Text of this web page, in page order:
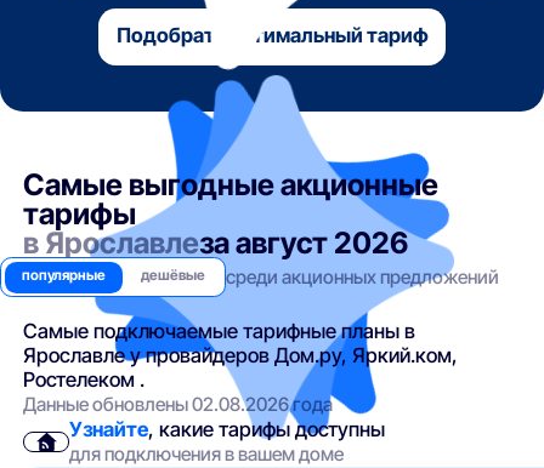
Подобрать оптимальный тариф
Самые выгодные акционные
тарифы
в Ярославлеза август 2026
популярные дешёвые среди акционных предложений
Самые подключаемые тарифные планы в
Ярославле у провайдеров Дом.ру, Яркий.ком,
Ростелеком .
Данные обновлены 02.08.2026 года
Узнайте, какие тарифы доступны
для подключения в вашем доме